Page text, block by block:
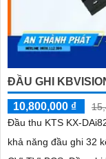
ĐẦU GHI
10,800,000 ₫
Đầu thu KTS KX-
khả năng đầu ghi 32 kênh. Với công nghệ 6.0 MP của